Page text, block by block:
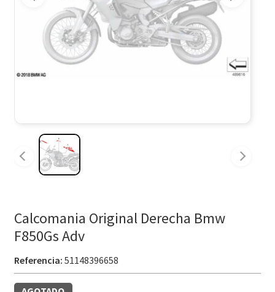
Calcomania Original Derecha Bmw
F850Gs Adv
Referencia: 51148396658